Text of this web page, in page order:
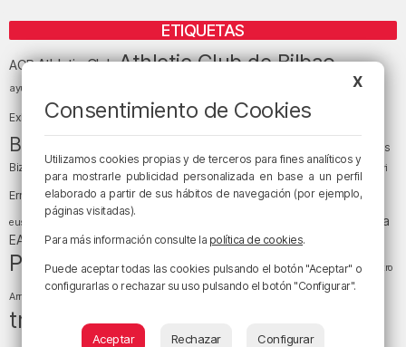
ETIQUETAS
ACBAthletic ClubAthletic Club de Bilbao
ayuntamiento de Bilbao BEC (Bilbao
Exhibition Center) Bilbao Bilbao Basket Bizkaia
Bizkaia y sus comarcas cultura
Cáritas
Bizkaia
Deusto Diócesis de Bilbao Egunon Bizkaia el tiempo Enkarterri
Ernesto Valverde Ertzaintza Euskadi (País Vasco)
euskera fiestas fútbol
LaLiga
EA Sports Liga Endesa música noticias Osakidetza planes
Política religión San Mamés sociedadsucesos Teatro
Arriaga tiempotiempo atmosférico tráfico
tráfico en Bizkaia
X
Consentimiento de Cookies
Utilizamos cookies propias y de terceros para fines analíticos y
para mostrarle publicidad personalizada en base a un perfil
elaborado a partir de sus hábitos de navegación (por ejemplo,
páginas visitadas).
Para más información consulte la política de cookies.
Puede aceptar todas las cookies pulsando el botón "Aceptar" o
configurarlas o rechazar su uso pulsando el botón "Configurar".
Aceptar Rechazar Configurar